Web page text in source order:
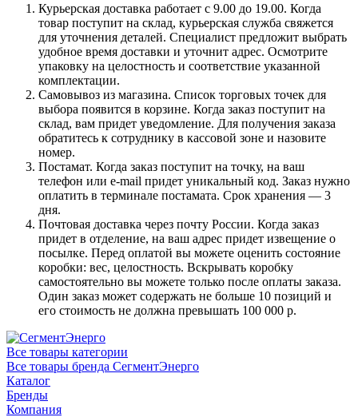
Курьерская доставка работает с 9.00 до 19.00. Когда
товар поступит на склад, курьерская служба свяжется
для уточнения деталей. Специалист предложит выбрать
удобное время доставки и уточнит адрес. Осмотрите
упаковку на целостность и соответствие указанной
комплектации.
Самовывоз из магазина. Список торговых точек для
выбора появится в корзине. Когда заказ поступит на
склад, вам придет уведомление. Для получения заказа
обратитесь к сотруднику в кассовой зоне и назовите
номер.
Постамат. Когда заказ поступит на точку, на ваш
телефон или e-mail придет уникальный код. Заказ нужно
оплатить в терминале постамата. Срок хранения — 3
дня.
Почтовая доставка через почту России. Когда заказ
придет в отделение, на ваш адрес придет извещение о
посылке. Перед оплатой вы можете оценить состояние
коробки: вес, целостность. Вскрывать коробку
самостоятельно вы можете только после оплаты заказа.
Один заказ может содержать не больше 10 позиций и
его стоимость не должна превышать 100 000 р.
Все товары категории
Все товары бренда СегментЭнерго
Каталог
Бренды
Компания